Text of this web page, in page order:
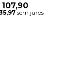
107,90
sem juros